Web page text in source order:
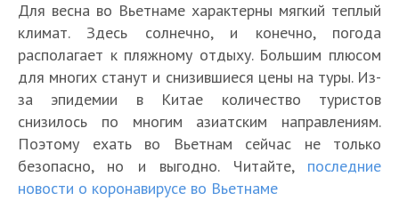
Для весна во Вьетнаме характерны мягкий теплый
климат. Здесь солнечно, и конечно, погода
располагает к пляжному отдыху. Большим плюсом
для многих станут и снизившиеся цены на туры. Из-
за эпидемии в Китае количество туристов
снизилось по многим азиатским направлениям.
Поэтому ехать во Вьетнам сейчас не только
безопасно, но и выгодно. Читайте, последние
новости о коронавирусе во Вьетнаме